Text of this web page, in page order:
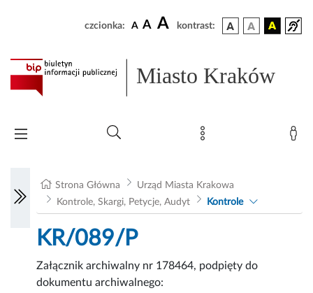
czcionka: A A A kontrast:
Miasto Kraków
Strona Główna
Urząd Miasta Krakowa
Kontrole, Skargi, Petycje, Audyt
Kontrole
KR/089/P
Załącznik archiwalny nr 178464, podpięty do
dokumentu archiwalnego: